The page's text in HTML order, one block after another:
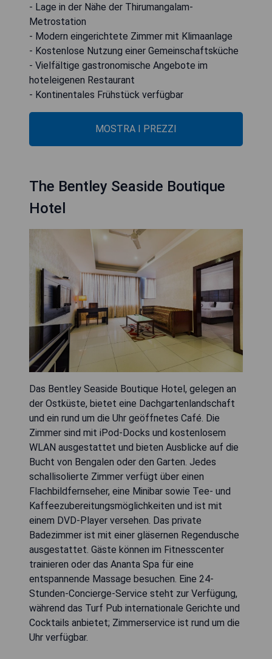
- Lage in der Nähe der Thirumangalam-
Metrostation
- Modern eingerichtete Zimmer mit Klimaanlage
- Kostenlose Nutzung einer Gemeinschaftsküche
- Vielfältige gastronomische Angebote im
hoteleigenen Restaurant
- Kontinentales Frühstück verfügbar
MOSTRA I PREZZI
The Bentley Seaside Boutique
Hotel
Das Bentley Seaside Boutique Hotel, gelegen an
der Ostküste, bietet eine Dachgartenlandschaft
und ein rund um die Uhr geöffnetes Café. Die
Zimmer sind mit iPod-Docks und kostenlosem
WLAN ausgestattet und bieten Ausblicke auf die
Bucht von Bengalen oder den Garten. Jedes
schallisolierte Zimmer verfügt über einen
Flachbildfernseher, eine Minibar sowie Tee- und
Kaffeezubereitungsmöglichkeiten und ist mit
einem DVD-Player versehen. Das private
Badezimmer ist mit einer gläsernen Regendusche
ausgestattet. Gäste können im Fitnesscenter
trainieren oder das Ananta Spa für eine
entspannende Massage besuchen. Eine 24-
Stunden-Concierge-Service steht zur Verfügung,
während das Turf Pub internationale Gerichte und
Cocktails anbietet; Zimmerservice ist rund um die
Uhr verfügbar.